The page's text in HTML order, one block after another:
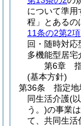
について準用
程」とあるの
11条の2第2項
回・随時対
多機能型居宅
第6章
(基本方針)
第36条
指定
同生活介護(
う。)の事業
て、共同生活